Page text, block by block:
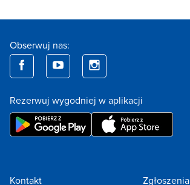
Obserwuj nas:
Rezerwuj wygodniej w aplikacji
Kontakt Zgłoszenia